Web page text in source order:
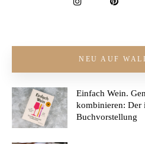
NEU AUF
Einfach Wein.
kombinieren: Der
Buchvorstellung